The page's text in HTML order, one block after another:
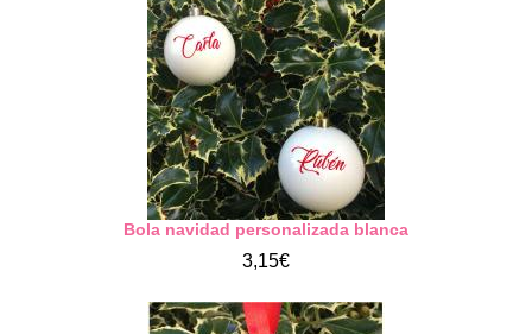
Bola navidad personalizada blanca
3,15€